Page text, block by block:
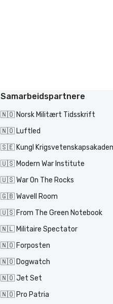
Samarbeidspartnere
🇳🇴 Norsk Militært Tidsskrift
🇳🇴 Luftled
🇸🇪 Kungl
🇺🇸 Modern War Institute
🇺🇸 War On The Rocks
🇬🇧 Wavell Room
🇺🇸 From The Green Notebook
🇳🇱 Militaire Spectator
🇳🇴 Forposten
🇳🇴 Dogwatch
🇳🇴 Jet Set
🇳🇴 Pro Patria